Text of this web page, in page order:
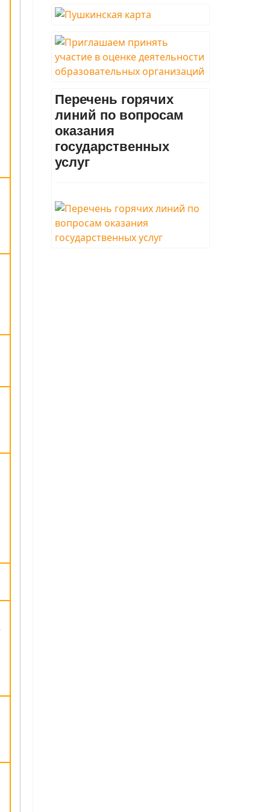
Перечень горячих
линий по вопросам
оказания
государственных
услуг